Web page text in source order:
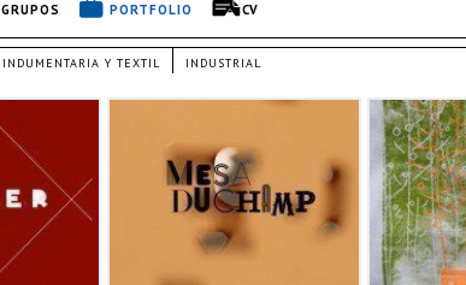
GRUPOS PORTFOLIO CV
INDUMENTARIA Y TEXTIL INDUSTRIAL